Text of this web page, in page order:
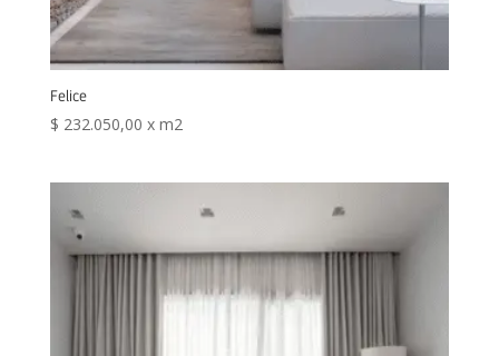
Felice
$ 232.050,00 x m2